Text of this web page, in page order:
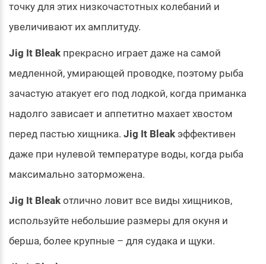
точку для этих низкочастотных колебаний и
увеличивают их амплитуду.
Jig It Bleak прекрасно играет даже на самой
медленной, умирающей проводке, поэтому рыба
зачастую атакует его под лодкой, когда приманка
надолго зависает и аппетитно махает хвостом
перед пастью хищника. Jig It Bleak эффективен
даже при нулевой температуре воды, когда рыба
максимально заторможена.
Jig It Bleak отлично ловит все виды хищников,
используйте небольшие размеры для окуня и
берша, более крупные – для судака и щуки.